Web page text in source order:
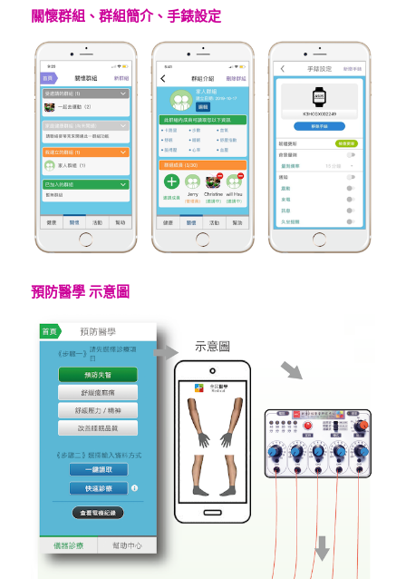
關懷群組、群組簡介、手錶設定
預防醫學 示意圖